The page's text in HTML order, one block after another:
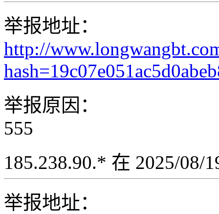
举报地址：
http://
举报原因：
555
185.238.90.* 在 2025/08/
举报地址：